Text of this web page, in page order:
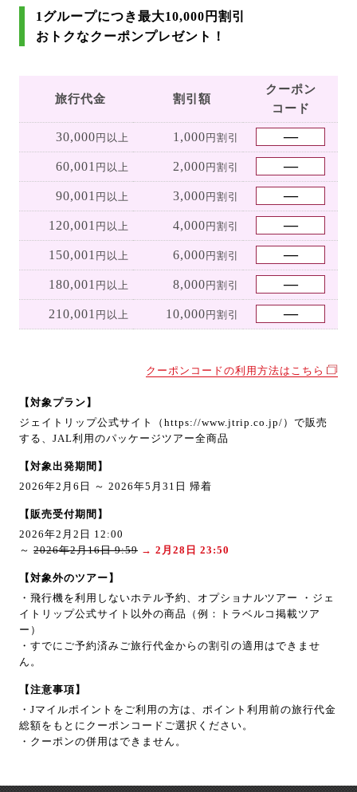
1グループにつき最大10,000円割引
おトクなクーポンプレゼント！
旅行代金 割引額
クーポン
コード
30,000 円以上 1,000 円割引
60,001 円以上 2,000 円割引
90,001 円以上 3,000 円割引
120,001 円以上 4,000 円割引
150,001 円以上 6,000 円割引
180,001 円以上 8,000 円割引
210,001 円以上 10,000 円割引
クーポンコードの利用方法はこちら
【対象プラン】
ジェイトリップ公式サイト（https://www.jtrip.co.jp/）で販売
する、JAL利用のパッケージツアー全商品
【対象出発期間】
2026年2月6日 ～ 2026年5月31日 帰着
【販売受付期間】
2026年2月2日 12:00
～ 2026年2月16日 9:59 → 2月28日 23:50
【対象外のツアー】
・飛行機を利用しないホテル予約、オプショナルツアー ・ジェ
イトリップ公式サイト以外の商品（例：トラベルコ掲載ツア
ー）
・すでにご予約済みご旅行代金からの割引の適用はできませ
ん。
【注意事項】
・Jマイルポイントをご利用の方は、ポイント利用前の旅行代金
総額をもとにクーポンコードご選択ください。
・クーポンの併用はできません。